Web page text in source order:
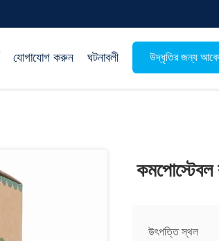
যোগাযোগ করুন ঘটনাবলী উদ্ধৃতির জন্য
কমপোস্টেবল
উৎপত্তি স্থল